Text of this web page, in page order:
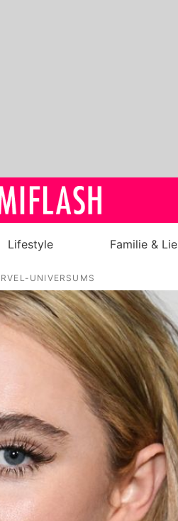
Royals
Stars
& Serien
Exklusiv
auf Promiflash
Jobs
Lifestyle Familie &
UNIVERSUMS